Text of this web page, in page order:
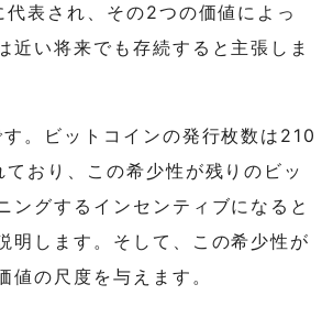
表され、その2つの価値によっ
近い将来でも存続すると主張しま
す。ビットコインの発行枚数は210
おり、この希少性が残りのビッ
ングするインセンティブになると
明します。そして、この希少性が
値の尺度を与えます。